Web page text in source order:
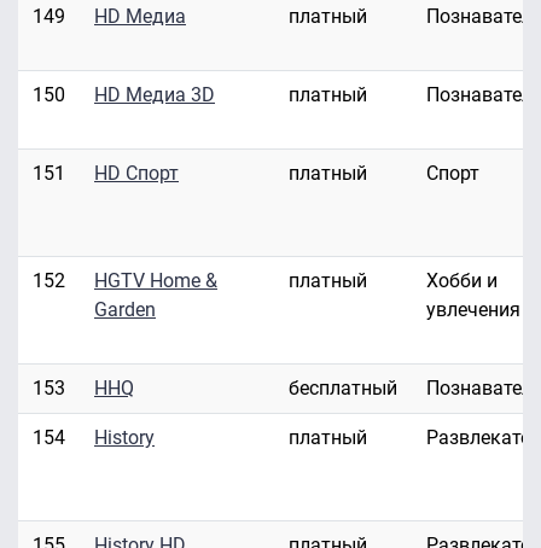
149 HD Медиа платный
150 HD Медиа 3D платный
151 HD Спорт платный Спорт
152
HGTV Home &
Garden
платный
Хобби и
увлечения
153 HHQ бесплатный
154 History платный